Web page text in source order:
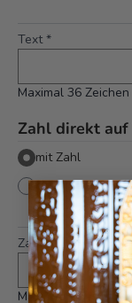
Text *
Maximal 36 Zeichen
Zahl direkt auf
mit Zahl
ohne Zahl
Zahl *
Maximal 1 Zeichen